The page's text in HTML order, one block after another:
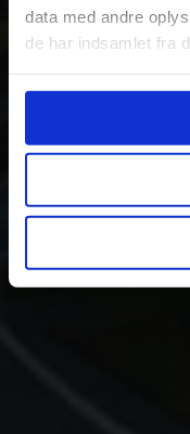
data med andre
de har indsamlet fra